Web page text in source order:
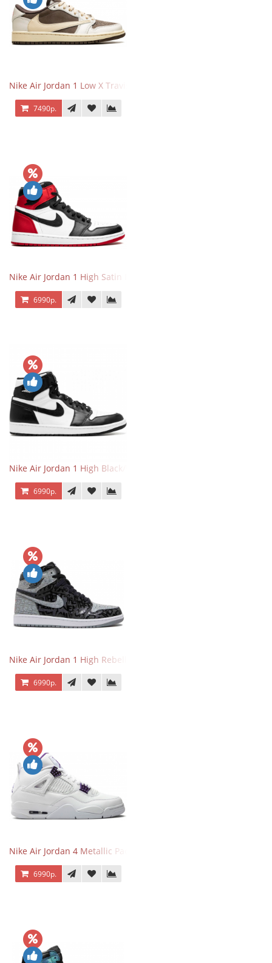
Nike Air Jordan 1 Low X Travis Scott Reverse Mocha
7490р.
Nike Air Jordan 1 High Satin Black Toe
6990р.
Nike Air Jordan 1 High Black/White
6990р.
Nike Air Jordan 1 High Rebellionaire
6990р.
Nike Air Jordan 4 Metallic Pack Purple
6990р.